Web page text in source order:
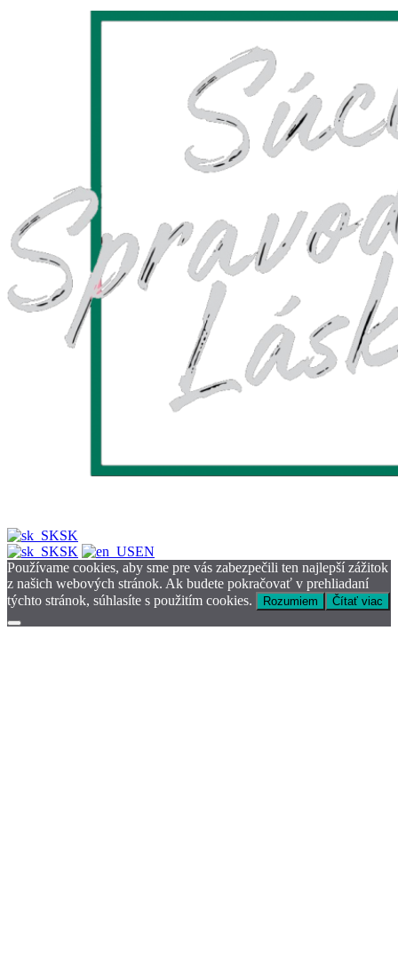
SK
SK
EN
Používame cookies, aby sme pre vás zabezpečili ten najlepší zážitok
z našich webových stránok. Ak budete pokračovať v prehliadaní
týchto stránok, súhlasíte s použitím cookies.
Rozumiem Čítať viac